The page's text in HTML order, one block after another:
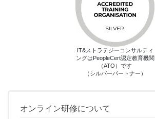
IT&ストラテジーコンサルティ
ングはPeopleCert認定教育機関
（ATO）です
（シルバーパートナー）
オンライン研修について